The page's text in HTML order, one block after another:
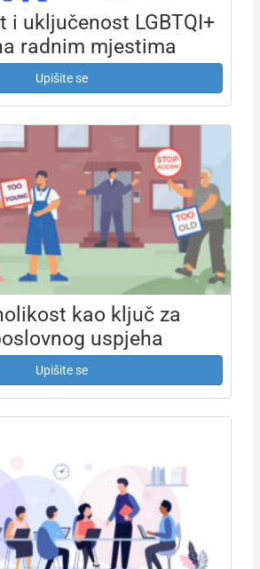
i uključenost LGBTQI+
radnim mjestima
Upišite se
kao ključ za
uspjeha
Upišite se